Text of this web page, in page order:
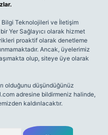
Bilgi Teknolojileri ve İletişim
Yer Sağlayıcı olarak hizmet
proaktif olarak denetleme
Ancak, üyelerimiz
olup, siteye üye olarak
olduğunu düşündüğünüz
adresine bildirmeniz halinde,
kaldırılacaktır.